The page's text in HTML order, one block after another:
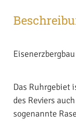
Das Ruhrgebiet
des Reviers
sogenannte